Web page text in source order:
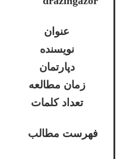
عنوان
نویسنده
دپارتمان
زمان مطالعه
تعداد کلمات
فهرست مطالب